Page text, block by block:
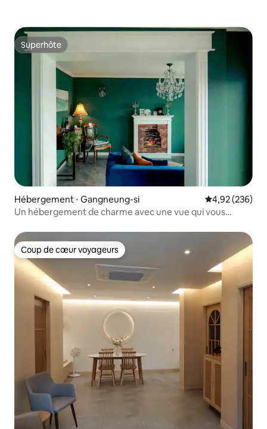
Superhôte
Superhôte
Hébergement ⋅ Gangneung-si Évaluation
4,92 (236)
Un hébergement de charme avec une vue qui vous
Coup de cœur voyageurs
Coup de cœur voyageurs